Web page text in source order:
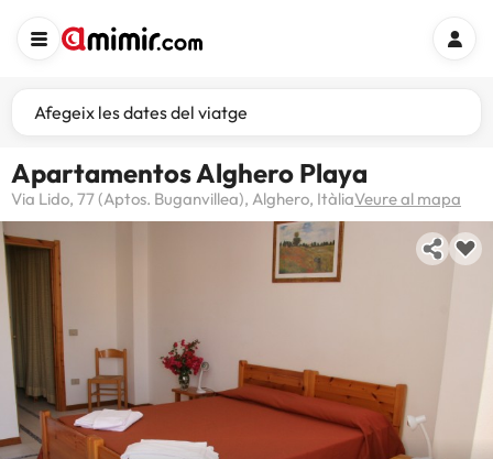
Afegeix les dates del viatge
Apartamentos Alghero Playa
Via Lido, 77 (Aptos. Buganvillea), Alghero, ItàliaVeure al mapa